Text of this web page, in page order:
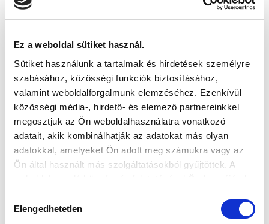
Ez a weboldal sütiket használ.
Sütiket használunk a tartalmak és hirdetések személyre
szabásához, közösségi funkciók biztosításához,
valamint weboldalforgalmunk elemzéséhez. Ezenkívül
közösségi média-, hirdető- és elemező partnereinkkel
megosztjuk az Ön weboldalhasználatra vonatkozó
adatait, akik kombinálhatják az adatokat más olyan
adatokkal, amelyeket Ön adott meg számukra vagy az
Ön által használt más szolgáltatásokból gyűjtöttek. A
weboldalon való böngészés folytatásával Ön hozzájárul a
kiválasztása
Elengedhetetlen
SZPONZOROK